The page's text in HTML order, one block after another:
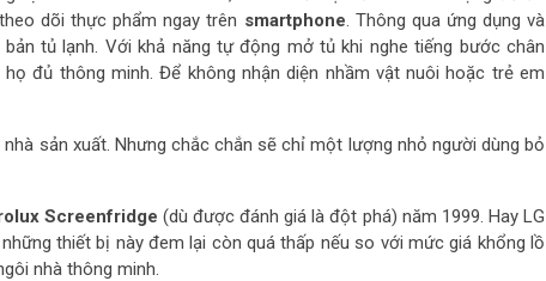
dõi thực phẩm ngay trên smartphone. Thông qua ứng dụng và
bản tủ lạnh. Với khả năng tự động mở tủ khi nghe tiếng bước chân
đủ thông minh. Để không nhận diện nhầm vật nuôi hoặc trẻ em
sản xuất. Nhưng chắc chắn sẽ chỉ một lượng nhỏ người dùng bỏ
Screenfridge (dù được đánh giá là đột phá) năm 1999. Hay LG
thiết bị này đem lại còn quá thấp nếu so với mức giá khổng lồ
nhà thông minh.